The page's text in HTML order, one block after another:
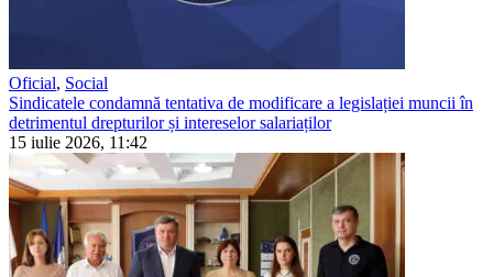
Oficial, Social
Sindicatele condamnă tentativa de modificare a legislației muncii în
detrimentul drepturilor și intereselor salariaților
15 iulie 2026, 11:42